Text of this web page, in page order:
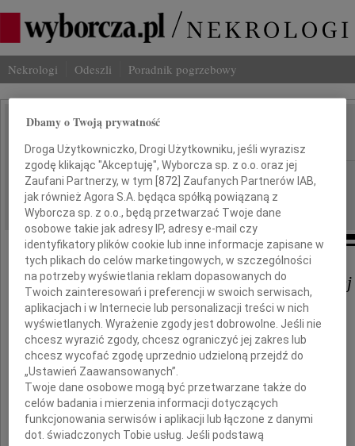
Nekrologi Odeszli Poradnik pogrzebowy
Jerzy Kmita
REGION: Poznań
DATA EMISJI: 27.07.2012
Katarzynie Kmicie-Nowackiej
wyrazy głębokiego współczucia
z powodu śmierci Taty
Dbamy o Twoją prywatność
Droga Użytkowniczko, Drogi Użytkowniku, jeśli wyrazisz
zgodę klikając "Akceptuję", Wyborcza sp. z o.o. oraz jej
Zaufani Partnerzy, w tym [872 ] Zaufanych Partnerów IAB,
jak również Agora S.A. będąca spółką powiązaną z
Wyborcza sp. z o.o., będą przetwarzać Twoje dane
osobowe takie jak adresy IP, adresy e-mail czy
identyfikatory plików cookie lub inne informacje zapisane w
tych plikach do celów marketingowych, w szczególności
na potrzeby wyświetlania reklam dopasowanych do
Twoich zainteresowań i preferencji w swoich serwisach,
aplikacjach i w Internecie lub personalizacji treści w nich
wyświetlanych. Wyrażenie zgody jest dobrowolne. Jeśli nie
chcesz wyrazić zgody, chcesz ograniczyć jej zakres lub
chcesz wycofać zgodę uprzednio udzieloną przejdź do
„Ustawień Zaawansowanych”.
Twoje dane osobowe mogą być przetwarzane także do
celów badania i mierzenia informacji dotyczących
funkcjonowania serwisów i aplikacji lub łączone z danymi
dot. świadczonych Tobie usług. Jeśli podstawą